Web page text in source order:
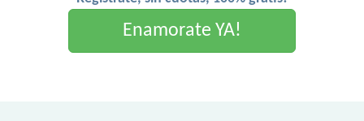
Enamorate YA!